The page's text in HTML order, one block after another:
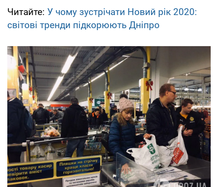
Читайте: У чому зустрічати Новий рік 2020:
світові тренди підкорюють Дніпро